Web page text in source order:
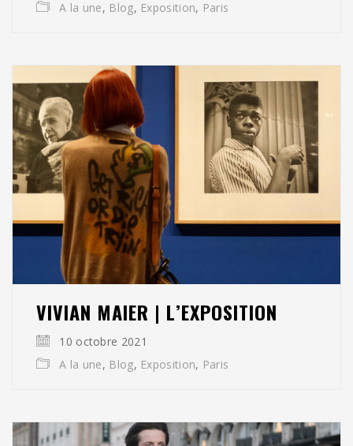
A la une, Blog, Exposition, Paris
VIVIAN MAIER | L’EXPOSITION
10 octobre 2021
A la une, Blog, Exposition, Paris